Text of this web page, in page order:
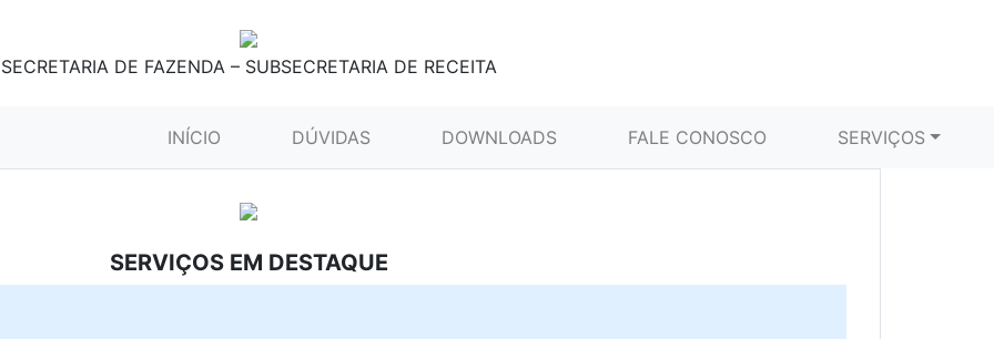
SECRETARIA DE FAZENDA – SUBSECRETARIA DE RECEITA
INÍCIO (CURRENT)DÚVIDAS DOWNLOADS FALE CONOSCO SERVIÇOS
SERVIÇOS EM DESTAQUE